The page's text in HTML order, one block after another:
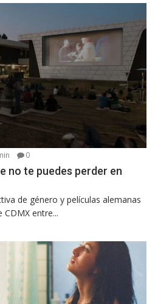
0
no te puedes perder en
de género y películas alemanas
CDMX entre...